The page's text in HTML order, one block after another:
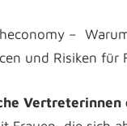
–
und Risiken für
Vertreterinnen